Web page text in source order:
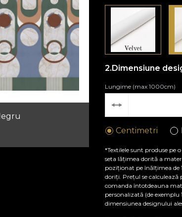
Dimensiune
Lungime (max 1000cm)
Centimetri
*Textilele sunt produse pe
seta lățimea dorită a
poziționat pe înălțimea de
doriți. Prețul se
comanda întotdeauna
personalizată (de
dimensiunea designului